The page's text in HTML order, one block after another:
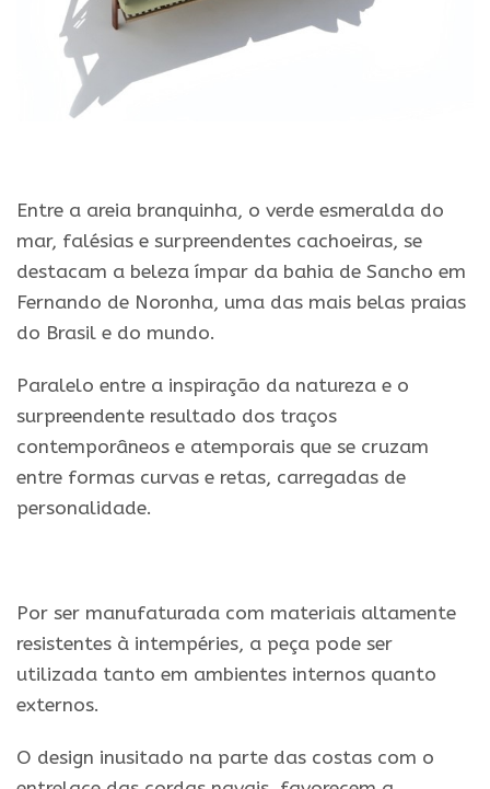
Entre a areia branquinha, o verde esmeralda do
mar, falésias e surpreendentes cachoeiras, se
destacam a beleza ímpar da bahia de Sancho em
Fernando de Noronha, uma das mais belas praias
do Brasil e do mundo.
Paralelo entre a inspiração da natureza e o
surpreendente resultado dos traços
contemporâneos e atemporais que se cruzam
entre formas curvas e retas, carregadas de
personalidade.
Por ser manufaturada com materiais altamente
resistentes à intempéries, a peça pode ser
utilizada tanto em ambientes internos quanto
externos.
O design inusitado na parte das costas com o